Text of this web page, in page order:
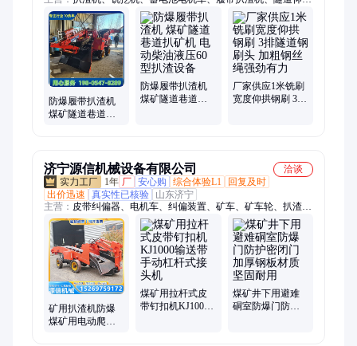
钢刷、井下电机车、仰拱钢刷、顶管扒渣机、轮式扒渣机、刮板
扒渣机、大坡度扒渣机、矿用扒渣机、耙渣机、皮带扒渣机、挖
机清扫钢刷、矿用电机车、防爆扒渣机、架线电机车、挖掘机清
渣属具、三排新款钢刷、小型扒渣机、隧道清扫设备、横向铣挖
机、纵向铣挖机、挖机配套铣挖机头
防爆履带扒渣机
煤矿隧道巷道扒
防爆履带扒渣机
煤矿隧道巷道扒
厂家供应1米铣刷
宽度仰拱钢刷 3排
济宁源信机械设备有限公司
洽谈
1年 厂 安心购 综合体验L1
回复及时
出价迅速
真实性已核验
山东济宁
主营： 皮带纠偏器、电机车、纠偏装置、矿车、矿车轮、扒渣
机、无压风门、矿用防火栅栏门、硐室避难门、矿用密闭门、输
送带/皮带清扫器、除铁器、给煤机、洗靴机、注浆机、注浆
泵、皮带硫化机、输送带犁煤器、皮带钉扣机
矿用扒渣机防爆
煤矿用电动爬渣
煤矿用拉杆式皮
带钉扣机KJ1000
煤矿井下用避难
硐室防爆门防护